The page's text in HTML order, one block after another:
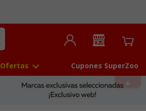
Ofertas Cupones SuperZoo